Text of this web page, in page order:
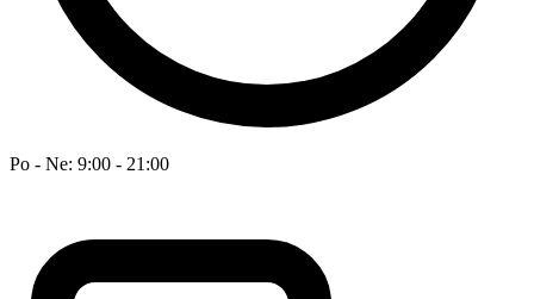
Po - Ne: 9:00 - 21:00